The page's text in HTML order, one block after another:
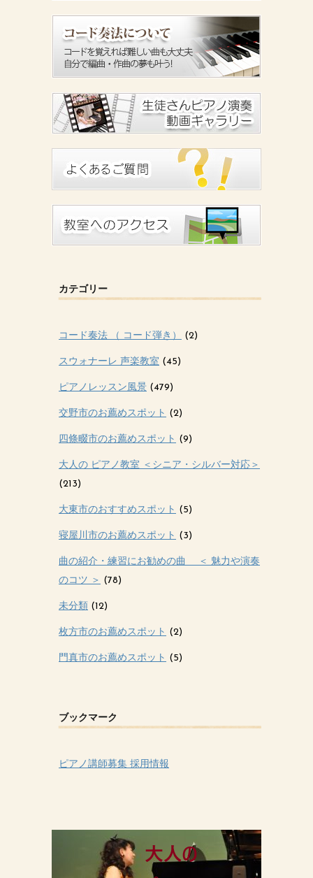
カテゴリー
コード奏法 （ コード弾き） (2)
スウォナーレ 声楽教室 (45)
ピアノレッスン風景 (479)
交野市のお薦めスポット (2)
四條畷市のお薦めスポット (9)
大人の ピアノ教室 ＜シニア・シルバー対応＞
(213)
大東市のおすすめスポット (5)
寝屋川市のお薦めスポット (3)
曲の紹介・練習にお勧めの曲 ＜ 魅力や演奏
のコツ ＞ (78)
未分類 (12)
枚方市のお薦めスポット (2)
門真市のお薦めスポット (5)
ブックマーク
ピアノ講師募集 採用情報